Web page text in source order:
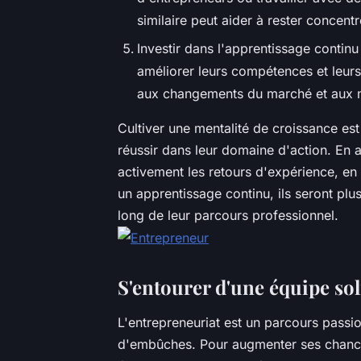
similaire peut aider à rester
Investir dans l'apprentissage
améliorer leurs compétences et
aux changements du marché et
Cultiver une mentalité de croissance
réussir dans leur domaine d'action. En
activement les retours d'expérience,
un apprentissage continu, ils seront
long de leur parcours professionnel.
S'entourer d'une équipe
L'entrepreneuriat est un parcours
d'embûches. Pour augmenter ses